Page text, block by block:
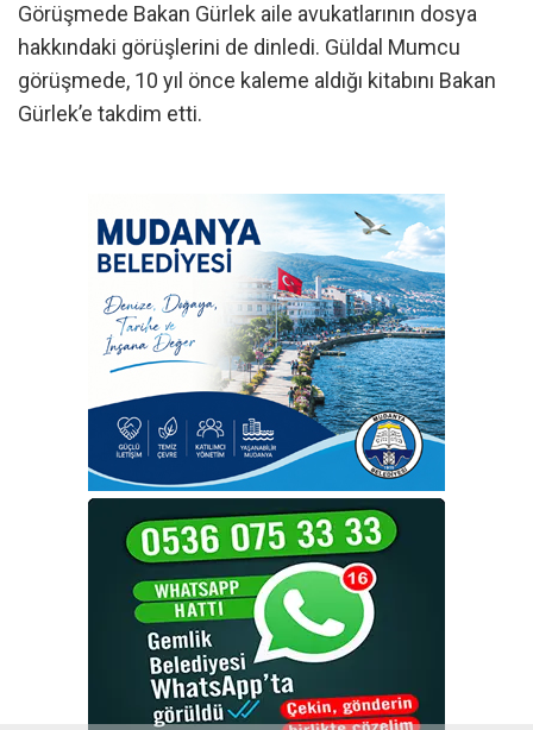
Görüşmede Bakan Gürlek aile avukatlarının dosya
hakkındaki görüşlerini de dinledi. Güldal Mumcu
görüşmede, 10 yıl önce kaleme aldığı kitabını Bakan
Gürlek’e takdim etti.